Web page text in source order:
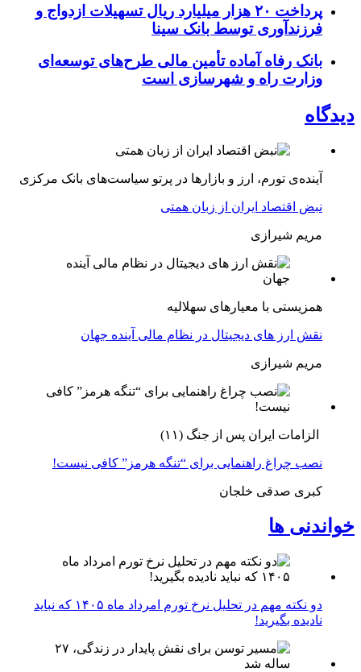
پرداخت ۲۰ هزار میلیارد ریال تسهیلات ازدواج و
فرزند‌آوری توسط بانک سینا
بانک رفاه آماده تأمین مالی طرح‌های توسعه‌ای
وزارت راه و شهرسازی است
دیدگاه
آینده‌ی تورم، ارز و بازارها در پرتو سیاست‌های بانک مرکزی
نبض اقتصاد ایران از زبان همتی
مریم شیرازی
همزیستی با معیارهای سهلالیه
نقش ارز های دیجیتال در نظام مالی آینده جهان
مریم شیرازی
الزامات ایران پس از جنگ (۱۱)
نصب چراغ راهنمایی برای “تنگه هرمز” کافی نیست!
کبری صدقی خلجان
خواندنی ها
دو نکته مهم در تحلیل نرخ تورم امرداد ماه ۱۴۰۵ که نباید
نادیده بگیرید!